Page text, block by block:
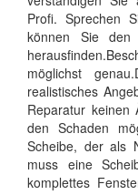
Profi. Sprechen
können Sie den
möglichst
realistisches
Reparatur keinen
den Schaden
Scheibe, der als
muss eine
komplettes